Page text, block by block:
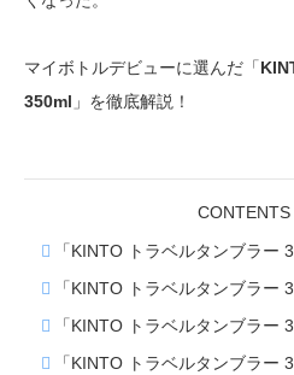
マイボトルデビューに選んだ「
350ml 」を徹底解説！
CONTENTS
「KINTO トラベルタンブラー
「KINTO トラベルタンブラー
「KINTO トラベルタンブラー
「KINTO トラベルタンブラー